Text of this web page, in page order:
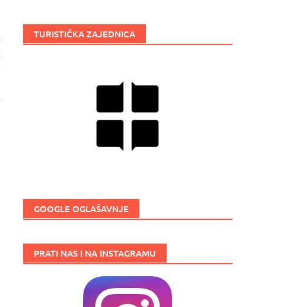
TURISTIČKA ZAJEDNICA
GOOGLE OGLAŠAVNJE
PRATI NAS I NA INSTAGRAMU